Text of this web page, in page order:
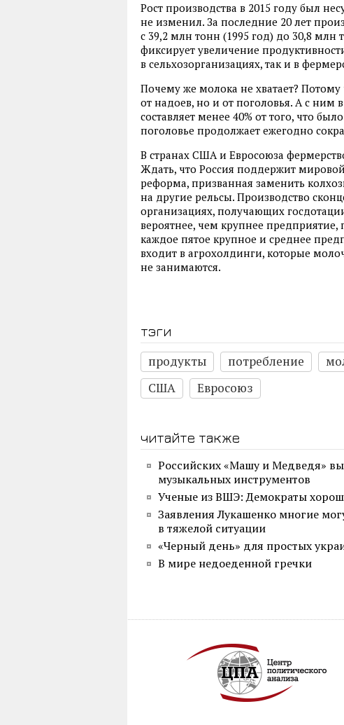
Рост производства в 2015 году был
не изменил. За последние 20 лет
с 39,2 млн тонн (1995 год) до 30,8 млн
фиксирует увеличение
в сельхозорганизациях, так и в
Почему же молока не хватает? Потому
от надоев, но и от поголовья. А с ним
составляет менее 40% от того, что
поголовье продолжает ежегодно
В странах США и Евросоюза
Ждать, что Россия поддержит
реформа, призванная заменить
на другие рельсы. Производство
организациях, получающих
вероятнее, чем крупнее
каждое пятое крупное и среднее
входит в агрохолдинги, которые
не занимаются.
тэги
продукты
потребление
США
Евросоюз
читайте также
Российских «Машу и Медведя»
музыкальных инструментов
Ученые из ВШЭ: Демократы
Заявления Лукашенко многие
в тяжелой ситуации
«Черный день» для простых
В мире недоеденной гречки